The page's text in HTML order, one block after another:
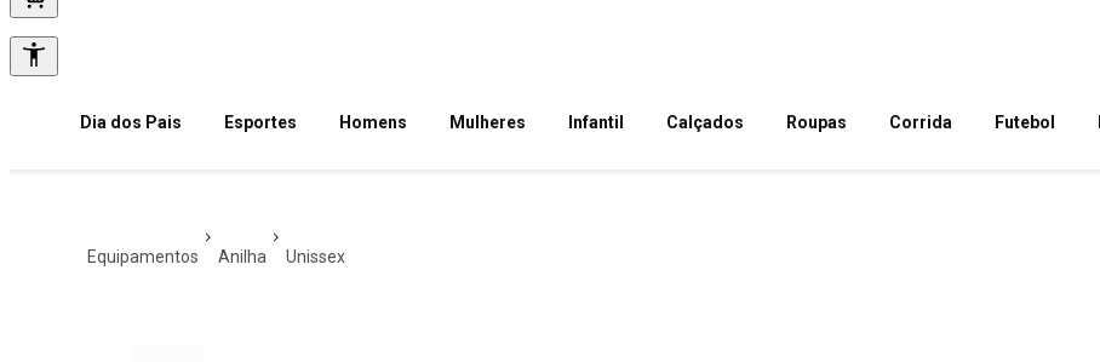
Dia dos Pais Esportes Homens Mulheres Infantil Calçados Roupas Corrida Futebol
equipamentos anilha unissex